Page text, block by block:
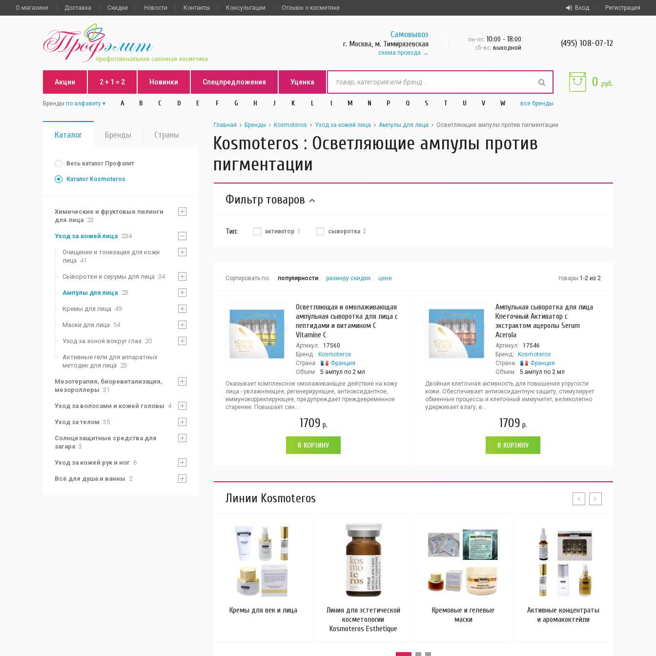
Вход Регистрация
О магазине Доставка Скидки Новости Контакты Консультации Отзывы о косметике
профессиональная салонная косметика
Самовывоз
г. Москва, м. Тимирязевская
схема проезда
пн-пт: 10:00 - 18:00
сб-вс: выходной (495) 108-07-12
Акции 2 + 1 = 2 Новинки Спецпредложения Уценка
Бренды по алфавиту A B C D E F G H J K L l M N P Q S T U V W все бренды
0 руб.
Каталог Бренды Страны
Весь каталог Профэлит
Каталог Kosmoteros
Химические и фруктовые пилинги
для лица 23
Уход за кожей лица 234
Очищение и тонизация для кожи
лица 41
Сыворотки и серумы для лица 34
Ампулы для лица 23
Кремы для лица 49
Маски для лица 54
Уход за зоной вокруг глаз 20
Активные гели для аппаратных
методик для лица 23
Мезотерапия, биоревитализация,
мезороллеры 31
Уход за волосами и кожей головы 4
Уход за телом 35
Солнцезащитные средства для
загара 3
Уход за кожей рук и ног 6
Всё для душа и ванны 2
Главная Бренды Kosmoteros Уход за кожей лица Ампулы для лица Осветляющие ампулы против пигментации
Kosmoteros : Осветляющие ампулы против
пигментации
Фильтр товаров
Тип: активатор 1 сыворотка 2
Сортировать по: популярности размеру скидки цене товары 1-2 из 2
Осветляющая и омолаживающая
ампульная сыворотка для лица с
пептидами и витамином С
Vitamine C
Артикул:
17560
Бренд:
Kosmoteros
Страна:
Франция
Объем:
5 ампул по 2 мл
Оказывает комплексное омолаживающее действие на кожу
лица - увлажняющее, регенерирующее, антиоксидантное,
иммунокорректирующее, предупреждает преждевременное
старение. Повышает син...
1709 р.
В КОРЗИНУ
Ампульная сыворотка для лица
Клеточный Активатор с
экстрактом ацеролы Serum
Acerola
Артикул:
17546
Бренд:
Kosmoteros
Страна:
Франция
Объем:
5 ампул по 2 мл
Двойная клеточная активность для повышения упругости
кожи. Обеспечивает антиоксидантную защиту, стимулирует
обменные процессы и клеточный иммунитет, великолепно
удерживает влагу, в...
1709 р.
В КОРЗИНУ
Линии Kosmoteros
Кремы для век и лица
Линия для эстетической
косметологии
Kosmoteros Esthetique
Кремовые и гелевые
маски
Активные концентраты
и аромакоктейли